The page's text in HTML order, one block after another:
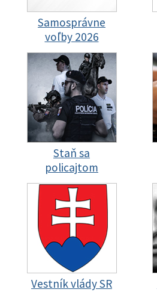
Samosprávne
voľby 2026
Staň sa
policajtom
Vestník vlády SR